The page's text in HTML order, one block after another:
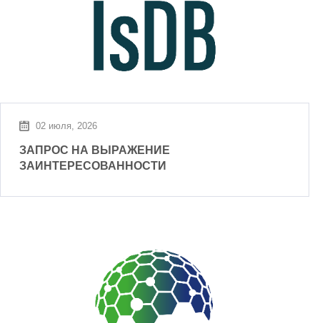
02 июля, 2026
ЗАПРОС НА ВЫРАЖЕНИЕ
ЗАИНТЕРЕСОВАННОСТИ